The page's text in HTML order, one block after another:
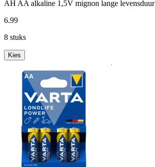
AH AA alkaline 1,5V mignon lange levensduur
6.99
8 stuks
Kies